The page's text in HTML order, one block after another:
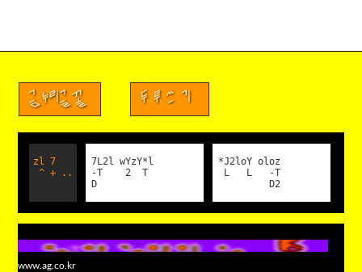
금누리글꼴 두루쓰기
zl 7
^ + ..
7L2l wYzY*l
-T 2 T
D
*J2loY oloz
L L -T
D2
www.ag.co.kr